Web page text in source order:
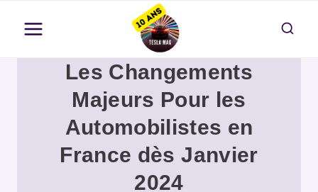
contenu
Les Changements
Majeurs Pour les
Automobilistes en
France dès Janvier
2024